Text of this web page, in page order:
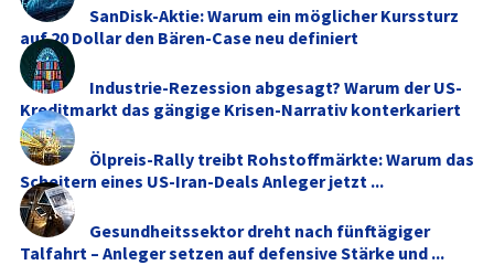
SanDisk-Aktie: Warum ein möglicher Kurssturz
auf 20 Dollar den Bären-Case neu definiert
Industrie-Rezession abgesagt? Warum der US-
Kreditmarkt das gängige Krisen-Narrativ konterkariert
Ölpreis-Rally treibt Rohstoffmärkte: Warum das
Scheitern eines US-Iran-Deals Anleger jetzt ...
Gesundheitssektor dreht nach fünftägiger
Talfahrt – Anleger setzen auf defensive Stärke und ...